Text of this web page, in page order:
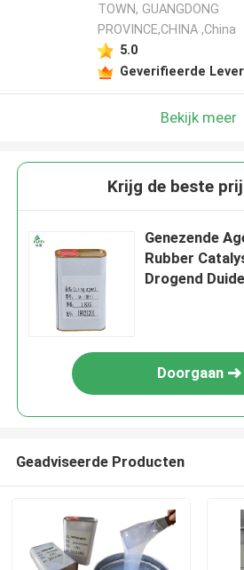
TOWN, GUANGDONG
PROVINCE,CHINA ,China
5.0
Geverifieerde
Bekijk meer
Krijg de beste
Genezende
Rubber
Drogend
Doorgaan
Geadviseerde Producten